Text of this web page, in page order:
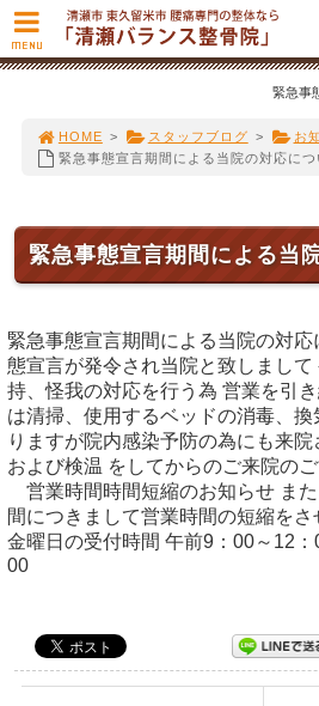
緊急事
HOME > スタッフブログ > お
緊急事態宣言期間による当院の対応につ
緊急事態宣言期間による当
緊急事態宣言期間による当院の対
態宣言が発令され当院と致しまし
持、怪我の対応を行う為 営業を引
は清掃、使用するベッドの消毒、
りますが院内感染予防の為にも来
および検温 をしてからのご来院の
営業時間時間短縮のお知らせ ま
間につきまして営業時間の短縮を
金曜日の受付時間 午前9：00～12
00
MENU